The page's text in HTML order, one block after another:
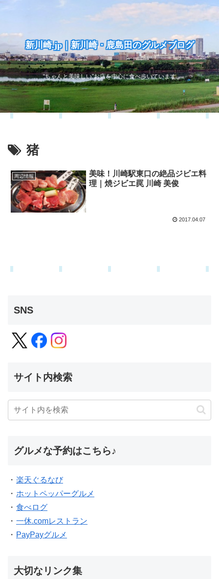
新川崎.jp｜新川崎・鹿島田のグルメブログ
“ちゃんと美味しい”お店を中心に食べ歩いています
猪
周辺情報
美味！川崎駅東口の絶品ジビエ料
理｜焼ジビエ罠 川崎 美俊
2017.04.07
SNS
サイト内検索
グルメな予約はこちら♪
・ 楽天ぐるなび
・ ホットペッパーグルメ
・ 食べログ
・ 一休.comレストラン
・ PayPayグルメ
大切なリンク集